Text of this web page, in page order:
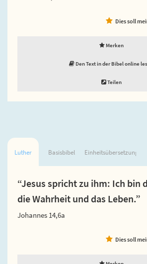
Dies soll
Merken
Den Text in der Bibel online
Teilen
Luther Basisbibel Einheitsübersetzung
“Jesus spricht zu ihm: Ich bin
die Wahrheit und das Leben.”
Johannes 14,6a
Dies soll